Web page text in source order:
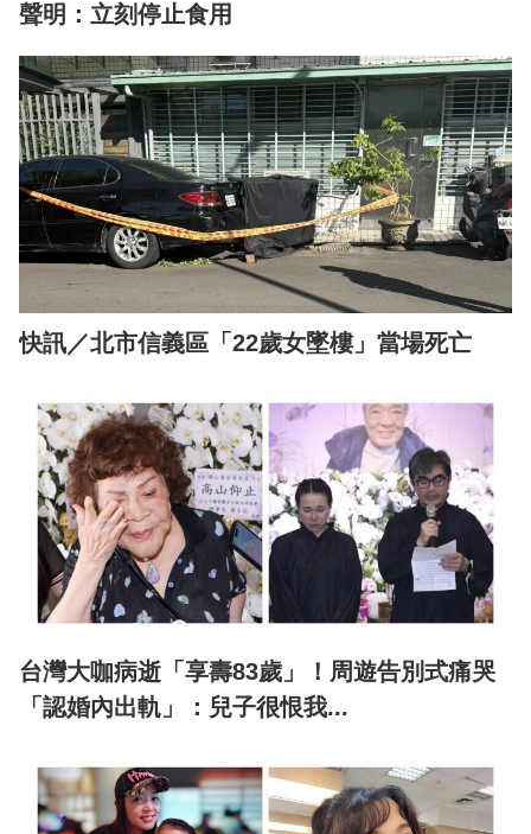
聲明：立刻停止食用
快訊／北市信義區「22歲女墜樓」當場死亡
台灣大咖病逝「享壽83歲」！周遊告別式痛哭
「認婚內出軌」：兒子很恨我...